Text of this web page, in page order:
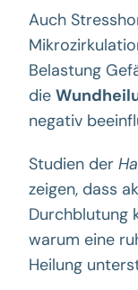
Auch
Belastung
die
negativ
Studien der
zeigen, dass
Durchblutung
warum eine
Heilung